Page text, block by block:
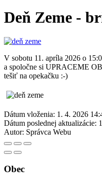
Deň Zeme -
V sobotu 11. apríla 2026 o
a spoločne si UPRACEME
tešiť na opekačku :-)
Dátum vloženia: 1. 4. 2026
Dátum poslednej aktualizácie:
Autor: Správca Webu
Obec